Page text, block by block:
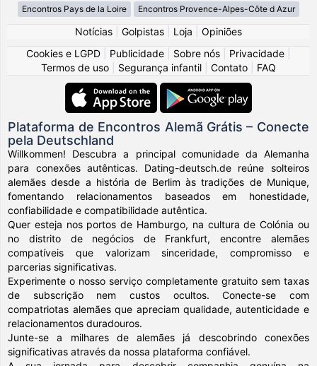
Encontros Pays de la Loire Encontros Provence-Alpes-Côte d Azur
Notícias Golpistas Loja
Opiniões
Cookies e LGPD
Publicidade Sobre nós Privacidade
Termos de uso
Segurança infantil Contato FAQ
Plataforma de Encontros Alemã Grátis – Conecte
pela Deutschland
Willkommen! Descubra a principal comunidade da Alemanha
para conexões autênticas. Dating-deutsch.de reúne solteiros
alemães desde a história de Berlim às tradições de Munique,
fomentando relacionamentos baseados em honestidade,
confiabilidade e compatibilidade autêntica.
Quer esteja nos portos de Hamburgo, na cultura de Colónia ou
no distrito de negócios de Frankfurt, encontre alemães
compatíveis que valorizam sinceridade, compromisso e
parcerias significativas.
Experimente o nosso serviço completamente gratuito sem taxas
de subscrição nem custos ocultos. Conecte-se com
compatriotas alemães que apreciam qualidade, autenticidade e
relacionamentos duradouros.
Junte-se a milhares de alemães já descobrindo conexões
significativas através da nossa plataforma confiável.